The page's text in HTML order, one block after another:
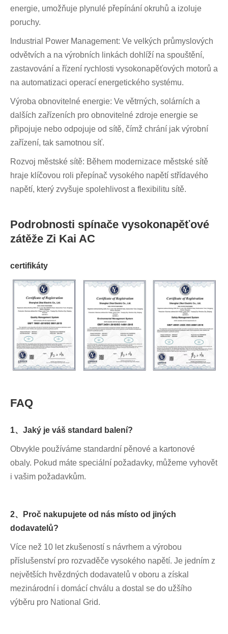
energie, umožňuje plynulé přepínání okruhů a izoluje
poruchy.
Industrial Power Management: Ve velkých průmyslových
odvětvích a na výrobních linkách dohlíží na spouštění,
zastavování a řízení rychlosti vysokonapěťových motorů a
na automatizaci operací energetického systému.
Výroba obnovitelné energie: Ve větrných, solárních a
dalších zařízeních pro obnovitelné zdroje energie se
připojuje nebo odpojuje od sítě, čímž chrání jak výrobní
zařízení, tak samotnou síť.
Rozvoj městské sítě: Během modernizace městské sítě
hraje klíčovou roli přepínač vysokého napětí střídavého
napětí, který zvyšuje spolehlivost a flexibilitu sítě.
Podrobnosti spínače vysokonapěťové
zátěže Zi Kai AC
certifikáty
FAQ
1、Jaký je váš standard balení?
Obvykle používáme standardní pěnové a kartonové
obaly. Pokud máte speciální požadavky, můžeme vyhovět
i vašim požadavkům.
2、Proč nakupujete od nás místo od jiných
dodavatelů?
Více než 10 let zkušeností s návrhem a výrobou
příslušenství pro rozvaděče vysokého napětí. Je jedním z
největších hvězdných dodavatelů v oboru a získal
mezinárodní i domácí chválu a dostal se do užšího
výběru pro National Grid.